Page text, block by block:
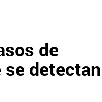
de
se detectan